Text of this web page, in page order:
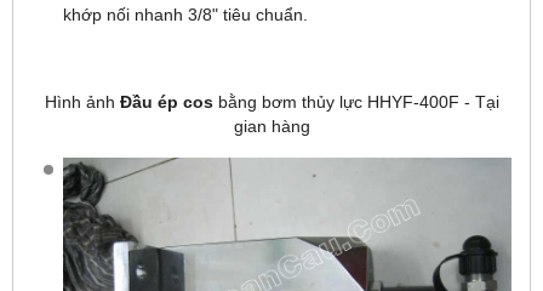
khớp nối nhanh 3/8" tiêu chuẩn.
Hình ảnh Đầu ép cos bằng bơm thủy lực HHYF-400F - Tại
gian hàng